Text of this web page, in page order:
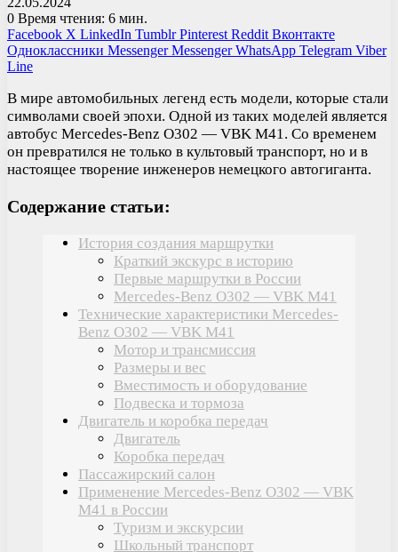
0 Время чтения: 6 мин.
Facebook X LinkedIn Tumblr Pinterest Reddit Вконтакте
Одноклассники Messenger Messenger WhatsApp Telegram Viber
Line
В мире автомобильных легенд есть модели, которые стали
символами своей эпохи. Одной из таких моделей является
автобус Mercedes-Benz O302 — VBK M41. Со временем
он превратился не только в культовый транспорт, но и в
настоящее творение инженеров немецкого автогиганта.
Содержание статьи:
История создания маршрутки
Краткий экскурс в историю
Первые маршрутки в России
Mercedes-Benz O302 — VBK M41
Технические характеристики Mercedes-
Benz O302 — VBK M41
Мотор и трансмиссия
Размеры и вес
Вместимость и оборудование
Подвеска и тормоза
Двигатель и коробка передач
Двигатель
Коробка передач
Пассажирский салон
Применение Mercedes-Benz O302 — VBK
M41 в России
Туризм и экскурсии
Школьный транспорт